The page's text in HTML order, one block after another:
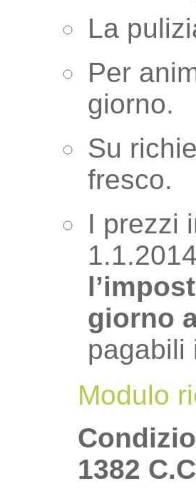
La
Per
giorno.
Su
fresco.
I prezzi
giorno
pagabili
Modulo
1382